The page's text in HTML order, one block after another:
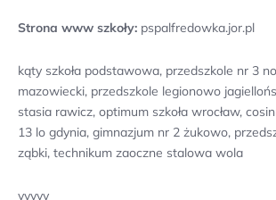
Strona www szkoły: pspalfredowka.jor.pl
kąty szkoła podstawowa, przedszkole nr 3
mazowiecki, przedszkole legionowo
stasia rawicz, optimum szkoła wrocław,
13 lo gdynia, gimnazjum nr 2 żukowo,
ząbki, technikum zaoczne stalowa wola
yyyyy